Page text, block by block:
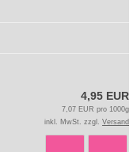
4,95 EUR
7,07 EUR pro 1000g
inkl. MwSt. zzgl. Versand